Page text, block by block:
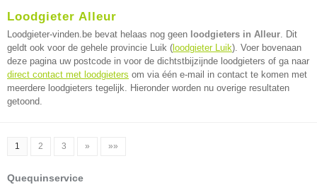
Loodgieter Alleur
Loodgieter-vinden.be bevat helaas nog geen loodgieters in Alleur. Dit
geldt ook voor de gehele provincie Luik ( loodgieter Luik). Voer bovenaan
deze pagina uw postcode in voor de dichtstbijzijnde loodgieters of ga naar
direct contact met loodgieters om via één e-mail in contact te komen met
meerdere loodgieters tegelijk. Hieronder worden nu overige resultaten
getoond.
1 2 3 » »»
Quequinservice